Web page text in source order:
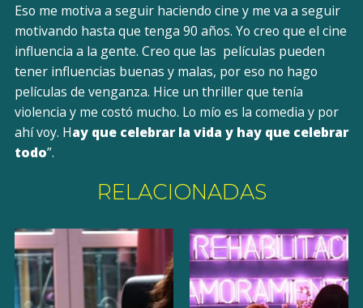
Eso me motiva a seguir haciendo cine y me va a seguir
motivando hasta que tenga 90 años. Yo creo que el cine
influencia a la gente. Creo que las películas pueden
tener influencias buenas y malas, por eso no hago
películas de venganza. Hice un thriller que tenía
violencia y me costó mucho. Lo mío es la comedia y por
ahí voy. Hay que celebrar la vida y hay que celebrar
todo”.
RELACIONADAS